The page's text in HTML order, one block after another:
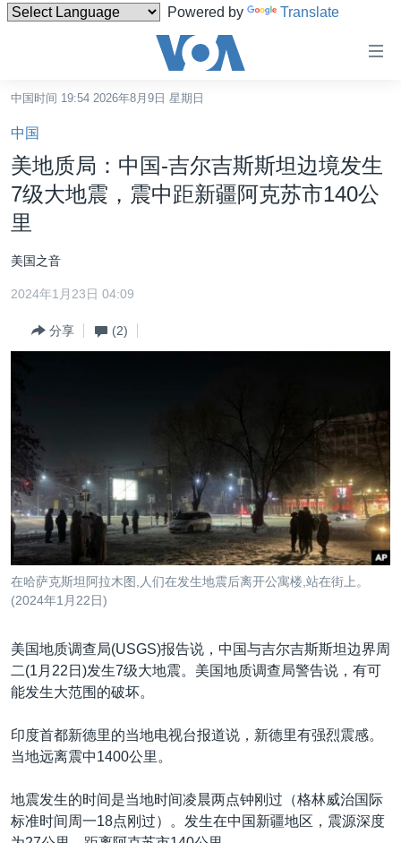
Powered by Translate
碍
链
接
跳
容
导
转
索
中国
台湾
非洲
美洲
全球议题
军事
劳工
环境
国会报道
美中关系
美国建国250周年
埃博拉疫情
美国之音专访
重要讲话与声明
南中国海争端
关注西藏
关注新疆
GEN Z 看美国
VOA今日焦点
中文广播
关注我们
其他语言网站
中国时间 19:54 2026年8月9日 星期日
中国
美地质局：中国-吉尔吉斯斯坦边境发生
7级大地震，震中距新疆阿克苏市140公
里
美国之音
2024年1月23日 04:09
分享 (2)
在哈萨克斯坦阿拉木图,人们在发生地震后离开公寓楼,站在街上。
(2024年1月22日)
美国地质调查局(USGS)报告说，中国与吉尔吉斯斯坦边界周
二(1月22日)发生7级大地震。美国地质调查局警告说，有可
能发生大范围的破坏。
印度首都新德里的当地电视台报道说，新德里有强烈震感。
当地远离震中1400公里。
地震发生的时间是当地时间凌晨两点钟刚过（格林威治国际
标准时间周一18点刚过）。发生在中国新疆地区，震源深度